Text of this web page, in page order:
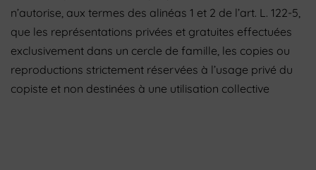
n’autorise, aux termes des alinéas 1 et 2 de l’art. L. 122-5,
que les représentations privées et gratuites effectuées
exclusivement dans un cercle de famille, les copies ou
reproductions strictement réservées à l’usage privé du
copiste et non destinées à une utilisation collective